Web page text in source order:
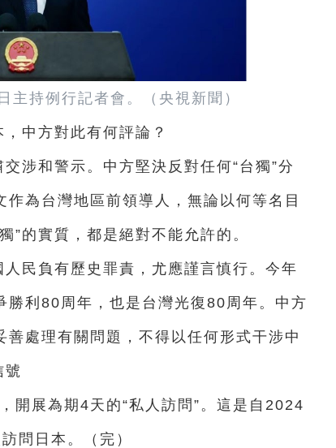
主持例行記者會。（央視新聞）
中方對此有何評論？
涉和警示。中方堅決反對任何“台獨”分
為台灣地區前領導人，無論以何等名目
”的實質，都是絕對不能允許的。
民負有歷史罪責，尤應謹言慎行。今年
勝利80周年，也是台灣光復80周年。中方
處理有關問題，不得以任何形式干涉中
號
開展為期4天的“私人訪問”。這是自2024
問日本。（完）